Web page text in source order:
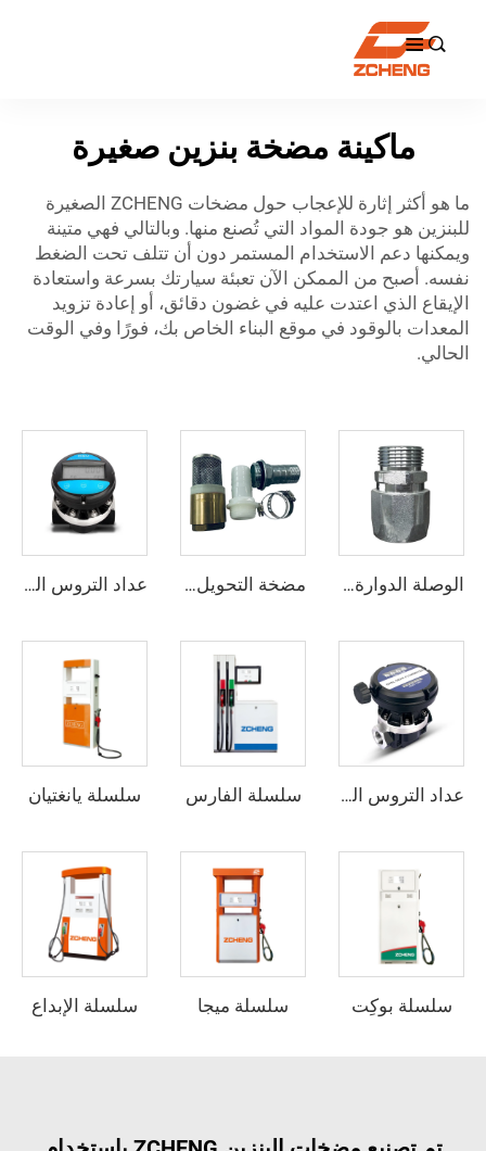

ماكينة مضخة بنزين صغيرة
ما هو أكثر إثارة للإعجاب حول مضخات ZCHENG الصغيرة
للبنزين هو جودة المواد التي تُصنع منها. وبالتالي فهي متينة
ويمكنها دعم الاستخدام المستمر دون أن تتلف تحت الضغط
نفسه. أصبح من الممكن الآن تعبئة سيارتك بسرعة واستعادة
الإيقاع الذي اعتدت عليه في غضون دقائق، أو إعادة تزويد
المعدات بالوقود في موقع البناء الخاص بك، فورًا وفي الوقت
الحالي.
الوصلة الدوارة للخرطوم ZCS-01 مضخة التحويل الكهربائية ZCOP-80L عداد التروس البيضوية ZCOGM-E
عداد التروس البيضوية ZCOGM-A (جديد) سلسلة الفارس سلسلة يانغتيان
سلسلة بوكِت سلسلة ميجا سلسلة الإبداع